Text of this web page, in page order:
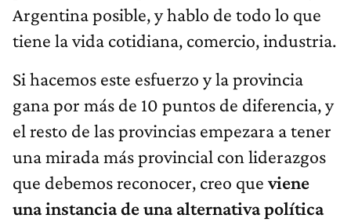
Argentina posible, y hablo de todo lo que
tiene la vida cotidiana, comercio, industria.
Si hacemos este esfuerzo y la provincia
gana por más de 10 puntos de diferencia, y
el resto de las provincias empezara a tener
una mirada más provincial con liderazgos
que debemos reconocer, creo queviene
una instancia de una alternativa política